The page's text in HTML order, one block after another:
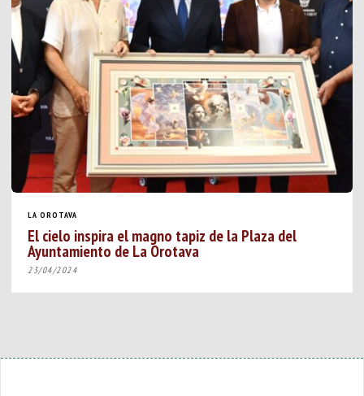
LA OROTAVA
El cielo inspira el magno tapiz de la Plaza del
Ayuntamiento de La Orotava
23/04/2024